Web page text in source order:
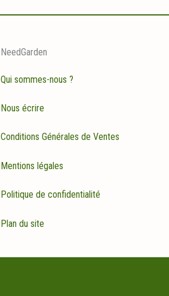
NeedGarden
Qui sommes-nous ?
Nous écrire
Conditions Générales de Ventes
Mentions légales
Politique de confidentialité
Plan du site